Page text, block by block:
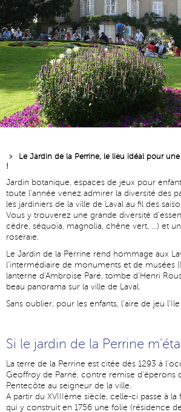
Le Jardin de la Perrine, le lieu idéal pour
!
Jardin botanique, espaces de jeux pour
toute l'année venez admirer la diversité des
les jardiniers de la ville de Laval au fil des
Vous y trouverez une grande diversité
cèdre, séquoïa, magnolia, chêne vert, ...) et
roseraie.
Le Jardin de la Perrine rend hommage aux
l'intermédiaire de monuments et de musées
lanterne d'Ambroise Paré, tombe d'Henri
beau panorama sur la ville de Laval.
Sans oublier, pour les enfants, l'aire de jeu
Si le jardin de la Perrine
La terre de la Perrine est citée dès 1293 à
Geoffroy de Parné, contre remise d'éperons
Pentecôte au seigneur de la ville.
A partir du XVIIIème siècle, celle-ci passe à la
qui y construit en 1756 une folie (résidence